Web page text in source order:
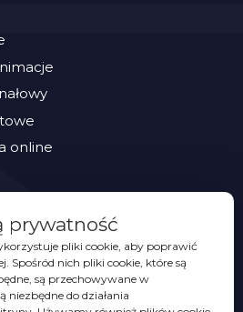
online
prywatność
pliki cookie, aby poprawić
Spośród nich pliki cookie, które są
są przechowywane w
niezbędne do działania